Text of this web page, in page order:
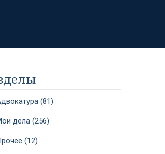
(81)
дела (256)
(12)